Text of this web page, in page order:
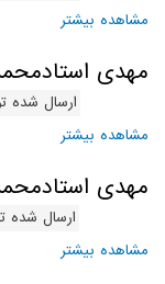
مشاهده بیشتر
مهدی
ارسال شده
مشاهده بیشتر
مهدی
ارسال شده
مشاهده بیشتر